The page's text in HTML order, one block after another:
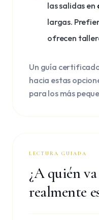
las salidas en
largas.
ofrecen
Un guía
hacia estas
para los más
LECTURA GUIADA
¿A quién
realmente